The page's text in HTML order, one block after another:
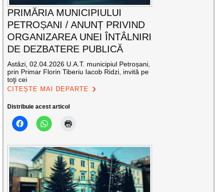
PRIMĂRIA MUNICIPIULUI
PETROȘANI / ANUNȚ PRIVIND
ORGANIZAREA UNEI ÎNTÂLNIRI
DE DEZBATERE PUBLICĂ
Astăzi, 02.04.2026 U.A.T. municipiul Petroșani,
prin Primar Florin Tiberiu Iacob Ridzi, invită pe
toţi cei
CITEȘTE MAI DEPARTE
Distribuie acest articol